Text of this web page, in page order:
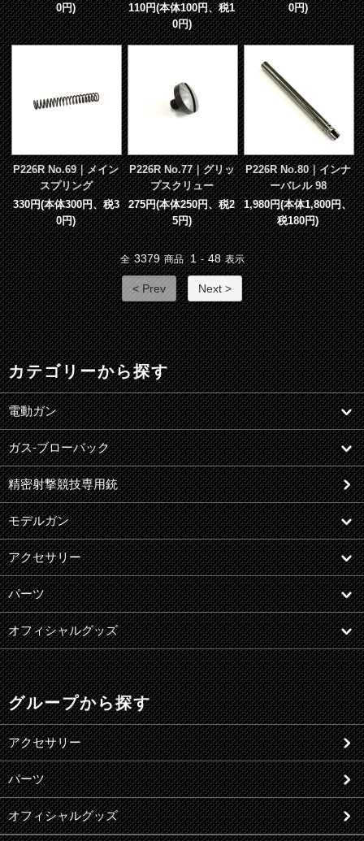
0円)
110円(本体100円、税1
0円)
0円)
P226R No.69｜メイン
スプリング
330円(本体300円、税3
0円)
P226R No.77｜グリッ
プスクリュー
275円(本体250円、税2
5円)
P226R No.80｜インナ
ーバレル 98
1,980円(本体1,800円、
税180円)
全 3379 商品 1 - 48 表示
< Prev Next >
カテゴリーから探す
電動ガン
ガス-ブローバック
精密射撃競技専用銃
モデルガン
アクセサリー
パーツ
オフィシャルグッズ
グループから探す
アクセサリー
パーツ
オフィシャルグッズ